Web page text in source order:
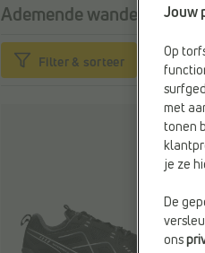
Ademende
Filter & sorteer
Jouw
Op
met
tonen
je ze
De
ons